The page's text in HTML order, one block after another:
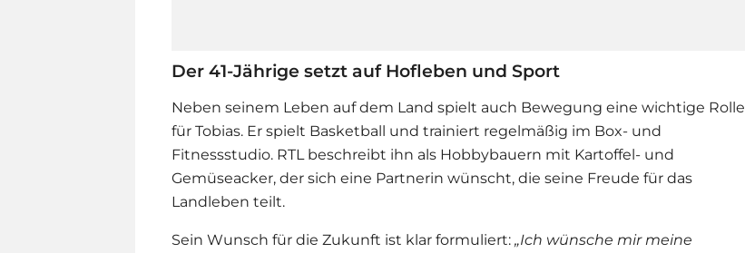
Der 41-Jährige setzt auf Hofleben und Sport
Neben seinem Leben auf dem Land spielt auch Bewegung eine wichtige Rolle
für Tobias. Er spielt Basketball und trainiert regelmäßig im Box- und
Fitnessstudio. RTL beschreibt ihn als Hobbybauern mit Kartoffel- und
Gemüseacker, der sich eine Partnerin wünscht, die seine Freude für das
Landleben teilt.
Sein Wunsch für die Zukunft ist klar formuliert: „Ich wünsche mir meine